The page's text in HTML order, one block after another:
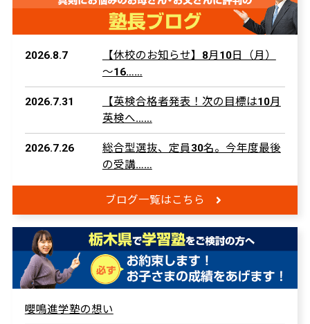
2026.8.7
【休校のお知らせ】8月10日（月）
～16……
2026.7.31
【英検合格者発表！次の目標は10月
英検へ……
2026.7.26
総合型選抜、定員30名。今年度最後
の受講……
ブログ一覧はこちら
嚶鳴進学塾の想い